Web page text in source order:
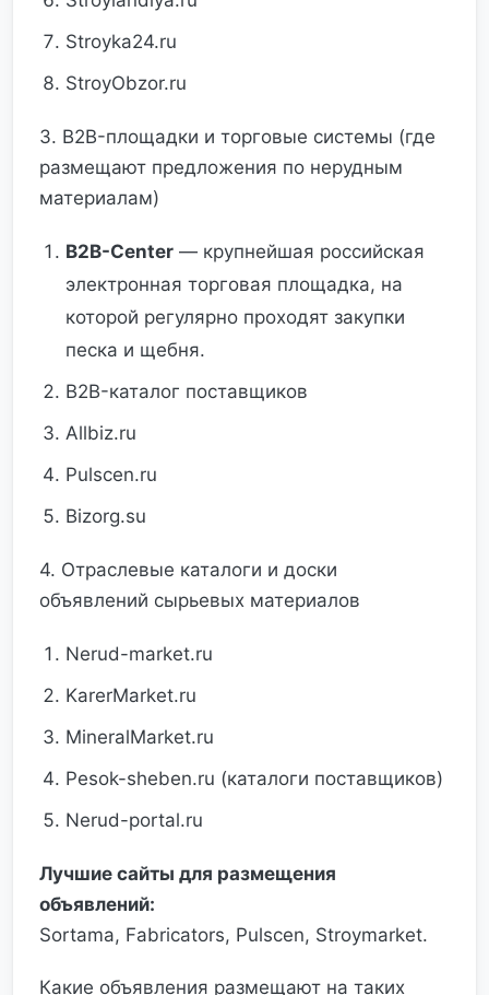
Stroyka24.ru
StroyObzor.ru
3. B2B-площадки и торговые системы (где
размещают предложения по нерудным
материалам)
B2B-Center — крупнейшая российская
электронная торговая площадка, на
которой регулярно проходят закупки
песка и щебня.
B2B-каталог поставщиков
Allbiz.ru
Pulscen.ru
Bizorg.su
4. Отраслевые каталоги и доски
объявлений сырьевых материалов
Nerud-market.ru
KarerMarket.ru
MineralMarket.ru
Pesok-sheben.ru (каталоги поставщиков)
Nerud-portal.ru
Лучшие сайты для размещения
объявлений:
Sortama, Fabricators, Pulscen, Stroymarket.
Какие объявления размещают на таких